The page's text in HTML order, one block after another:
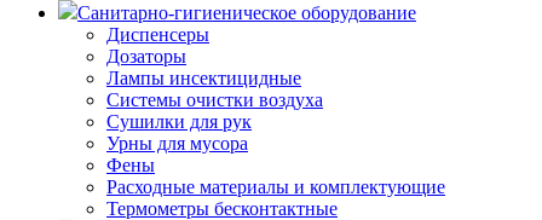
Санитарно-гигиеническое оборудование
Диспенсеры
Дозаторы
Лампы инсектицидные
Системы очистки воздуха
Сушилки для рук
Урны для мусора
Фены
Расходные материалы и комплектующие
Термометры бесконтактные